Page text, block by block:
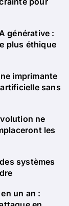
générative :
plus éthique
imprimante
sans
ne
les
systèmes
un an :